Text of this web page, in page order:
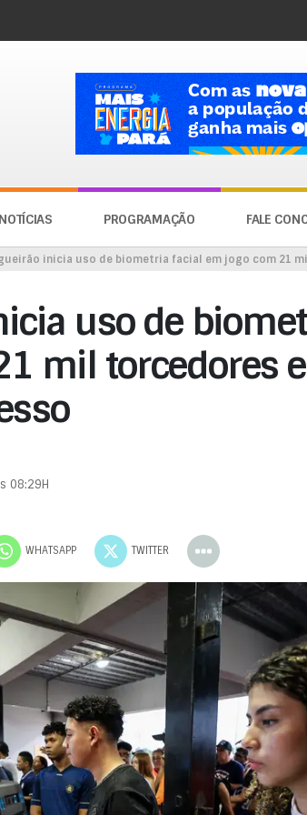
NOTÍCIAS PROGRAMAÇÃO FALE
inicia uso de biometria facial em jogo com 21
uso de
mil torcedores e
08:29H
WHATSAPP TWITTER